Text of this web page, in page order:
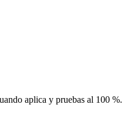
aplica y pruebas al 100 %.